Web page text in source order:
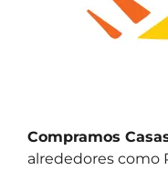
Compramos
alrededores como